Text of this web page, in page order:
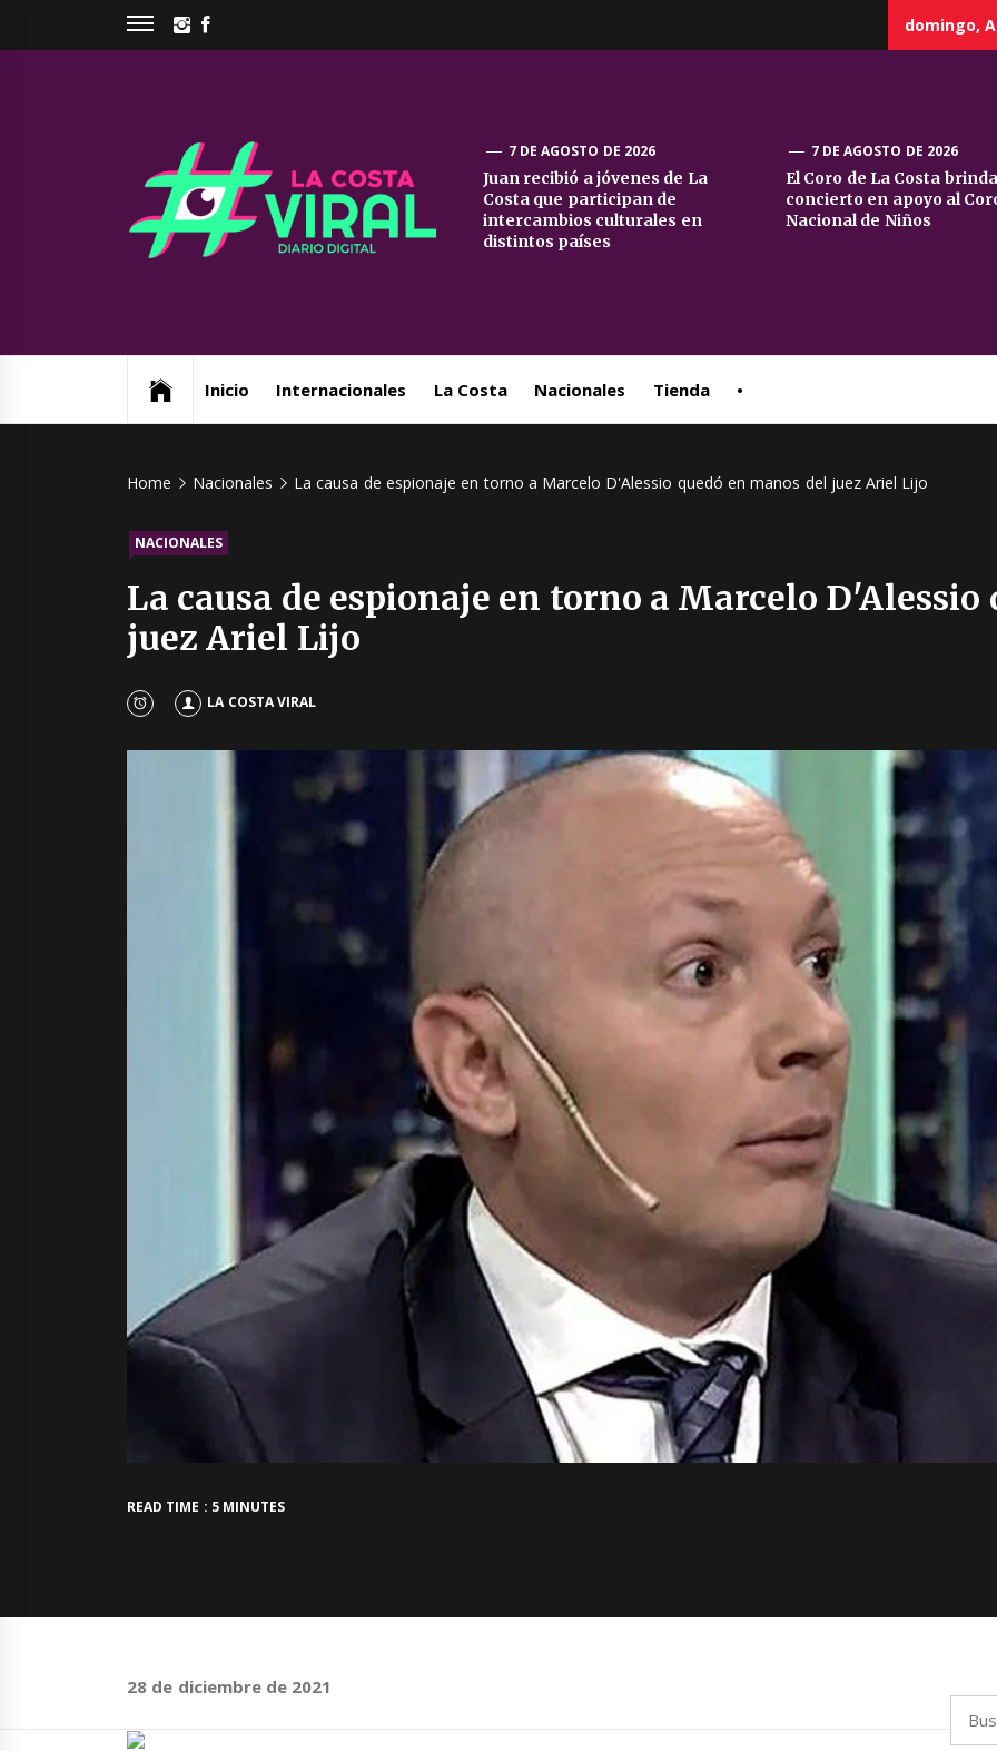
INSTAGRAM
domingo,
La
Costa
7 DE AGOSTO DE 2026
Juan recibió a jóvenes de La
Costa que participan de
intercambios culturales en
distintos países
7 DE AGOSTO DE 2026
El Coro de La Costa
concierto en apoyo al
Nacional de Niños
Inicio Internacionales La Costa Nacionales Tienda •
Home Nacionales La causa de espionaje en torno a Marcelo D'Alessio quedó en manos del juez Ariel Lijo
NACIONALES
La causa de espionaje en torno a Marcelo D'Alessio
juez Ariel Lijo
LA COSTA VIRAL
READ TIME : 5 MINUTES
28 de diciembre de 2021